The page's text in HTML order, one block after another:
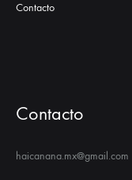
Contacto
Contacto
haicanana.mx@gmail.com